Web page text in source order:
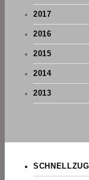
2017
2016
2015
2014
2013